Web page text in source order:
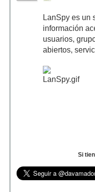
LanSpy es un
información
usuarios,
abiertos,
Si